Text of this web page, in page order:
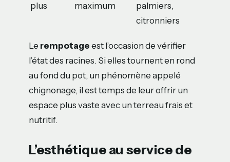
plus
maximum
palmiers,
citronniers
Le rempotage est l’occasion de vérifier
l’état des racines. Si elles tournent en rond
au fond du pot, un phénomène appelé
chignonage, il est temps de leur offrir un
espace plus vaste avec un terreau frais et
nutritif.
L’esthétique au service de